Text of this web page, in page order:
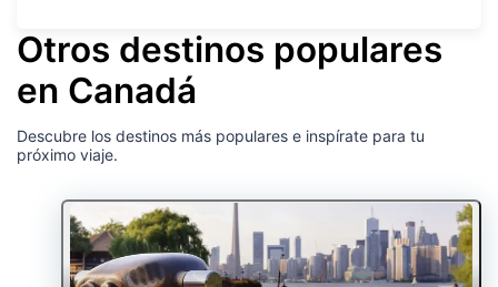
Otros destinos populares
en Canadá
Descubre los destinos más populares e inspírate para tu
próximo viaje.